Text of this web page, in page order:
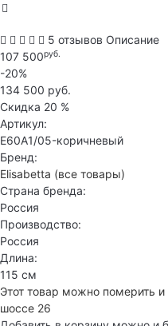
5 отзывов Описание
107 500руб.
-20%
134 500 руб.
Скидка 20 %
Артикул:
E60A1/05-коричневый
Бренд:
Elisabetta (все товары)
Страна бренда:
Россия
Производство:
Россия
Длина:
115 см
Этот товар можно померить
шоссе 26